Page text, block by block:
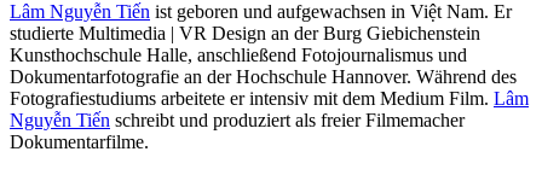
Lâm Nguyễn Tiến ist geboren und aufgewachsen in Việt Nam. Er
studierte Multimedia | VR Design an der Burg Giebichenstein
Kunsthochschule Halle, anschließend Fotojournalismus und
Dokumentarfotografie an der Hochschule Hannover. Während des
Fotografiestudiums arbeitete er intensiv mit dem Medium Film. Lâm
Nguyễn Tiến schreibt und produziert als freier Filmemacher
Dokumentarfilme.